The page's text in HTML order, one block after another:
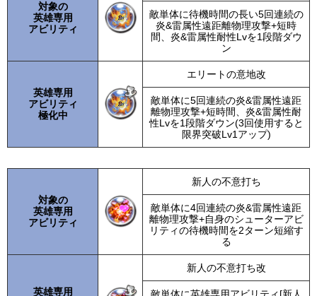
対象の
英雄専用
アビリティ
敵単体に待機時間の長い5回連続の
炎&雷属性遠距離物理攻撃+短時
間、炎&雷属性耐性Lvを1段階ダウ
ン
英雄専用
アビリティ
極化中
エリートの意地改
敵単体に5回連続の炎&雷属性遠距
離物理攻撃+短時間、炎&雷属性耐
性Lvを1段階ダウン(3回使用すると
限界突破Lv1アップ)
対象の
英雄専用
アビリティ
新人の不意打ち
敵単体に4回連続の炎&雷属性遠距
離物理攻撃+自身のシューターアビ
リティの待機時間を2ターン短縮す
る
英雄専用
新人の不意打ち改